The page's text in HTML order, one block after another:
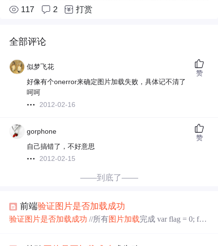
117 2 打赏
全部评论
似梦飞花
好像有个onerror来确定图片加载失败，具体记不清了
呵呵
2012-02-16
赞
gorphone
自己搞错了，不好意思
2012-02-15
赞
——到底了——
前端验证 图片是否加载成功
验证图片是否加载成功 //所有图片加载完成 var flag = 0; for